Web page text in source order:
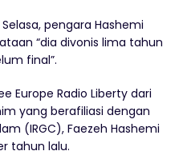
pengara Hashemi
“dia divonis lima tahun
final”.
Europe Radio Liberty dari
yang berafiliasi dengan
(IRGC), Faezeh Hashemi
tahun lalu.